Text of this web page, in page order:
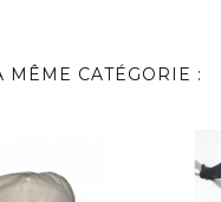
CATÉGORIE :